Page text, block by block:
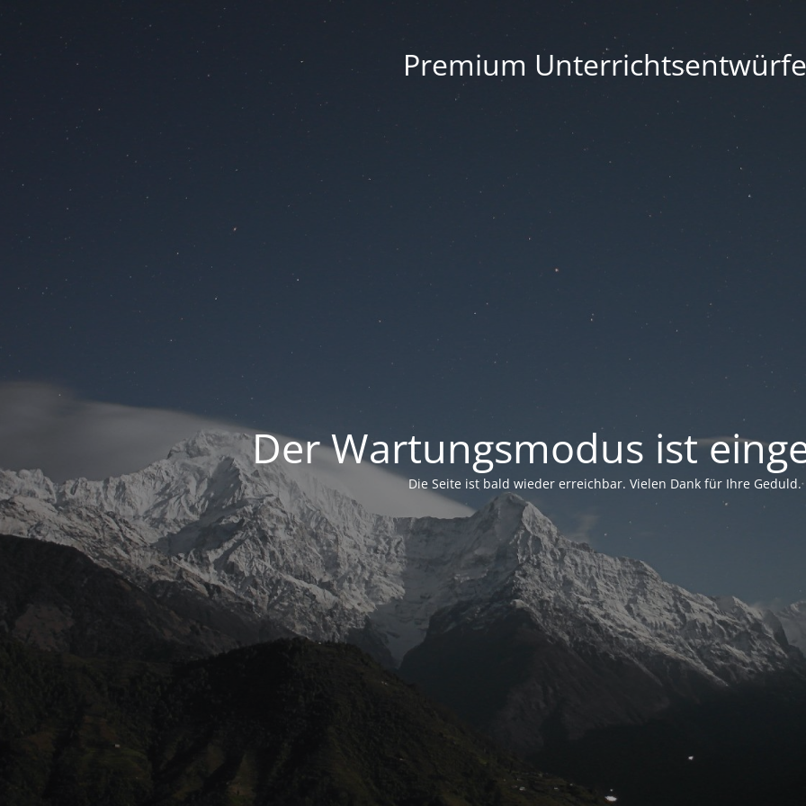
Premium Unterrichtsentwürfe
Der Wartungsmodus ist
Die Seite ist bald wieder erreichbar. Vielen Dank für Ihre Geduld.